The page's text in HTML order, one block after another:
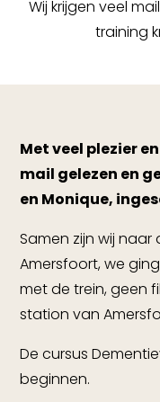
Wij krijgen veel
training
Met veel plezier
mail gelezen en
en Monique,
Samen zijn wij
Amersfoort, we
met de trein, geen
station van
De cursus
beginnen.